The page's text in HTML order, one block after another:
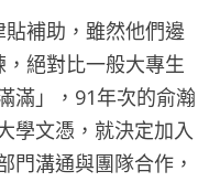
補助，雖然他們邊
絕對比一般大專生
滿」，91年次的俞瀚
學文憑，就決定加入
門溝通與團隊合作，